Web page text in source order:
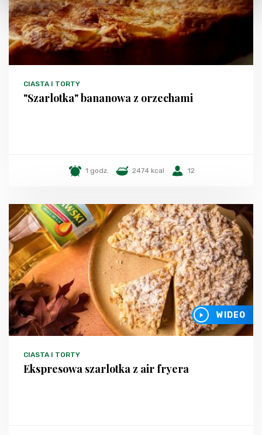
CIASTA I TORTY
"Szarlotka" bananowa z orzechami
1 godz. 2474 kcal 12
WIDEO
CIASTA I TORTY
Ekspresowa szarlotka z air fryera